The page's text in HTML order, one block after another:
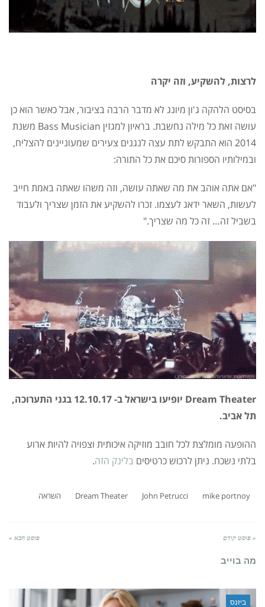
לרצות, להשקיע, וזה יקרה
בסיסט הלהקה ג'ון מיונג לא מדבר הרבה בציבור, אבל כאשר הוא כן
עושה זאת כל מילה נחשבת. בראיון למגזין Bass Musician משנת
2014 הוא התבקש לתת עצה לנגנים צעירים שמעוניינים להצליח,
ובמילותיו הספורות סיכם את כל התורה:
"אם אתה אוהב את מה שאתה עושה, וזה משהו שאתה באמת חייב
לעשות, השאר ידאג לעצמו. זכרו להשקיע את הזמן שצריך ולעבוד
בשביל זה… זה כל מה שצריך."
Dream Theater יופיעו בישראל ב- 12.10.17 בגני התערוכה,
תל אביב.
ההופעה מומלצת לכל חובב מוזיקה איכותית וצפויה להיות ארוע
בלתי נשכח. ניתן לרכוש כרטיסים בלינק הזה.
Dream Theater John Petrucci mike portnoy השראה
« פוסט קודם פוסט הבא »
מה בוייב
ביזנס